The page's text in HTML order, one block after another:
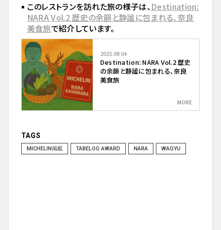
このレストランを訪れた旅の様子は、Destination:
NARA Vol.2 歴史の余韻と静謐に包まれる、奈良
美食旅で紹介しています。
2025.08.04
Destination: NARA Vol.2 歴史
の余韻と静謐に包まれる、奈良
美食旅
TAGS
MICHELIN掲載 TABELOG AWARD NARA WAGYU